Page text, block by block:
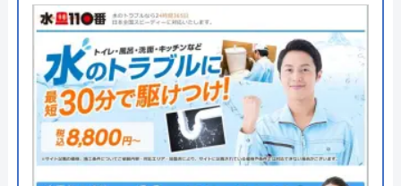
F越!
5 年前
すぐに駆けつけて頂き、丁寧に説明してから
工事して貰いました。
(株)かじせ総合設備がおすすめの理由
(株)かじせ総合設備は、大阪府全域、和歌山県を対
象に水回りのトラブルに対応している住宅総合設備
会社です。和歌山県にお住いの方は自宅も対応エリ
ア内かご確認ください。